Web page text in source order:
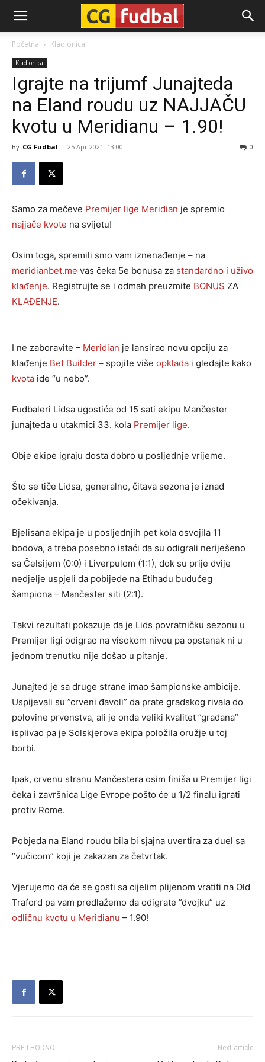
CG-
Fudbal
Početna Kladionica
Kladionica
Igrajte na trijumf Junajteda
na Eland roudu uz NAJJAČU
kvotu u Meridianu – 1.90!
By CG Fudbal - 25 Apr 2021. 13:00 0
Samo za mečeve Premijer lige Meridian je spremio
najjače kvote na svijetu!
Osim toga, spremili smo vam iznenađenje – na
meridianbet.me vas čeka 5e bonusa za standardno i uživo
klađenje. Registrujte se i odmah preuzmite BONUS ZA
KLAĐENJE.
I ne zaboravite – Meridian je lansirao novu opciju za
klađenje Bet Builder – spojite više opklada i gledajte kako
kvota ide “u nebo”.
Fudbaleri Lidsa ugostiće od 15 sati ekipu Mančester
junajteda u utakmici 33. kola Premijer lige.
Obje ekipe igraju dosta dobro u posljednje vrijeme.
Što se tiče Lidsa, generalno, čitava sezona je iznad
očekivanja.
Bjelisana ekipa je u posljednjih pet kola osvojila 11
bodova, a treba posebno istaći da su odigrali neriješeno
sa Čelsijem (0:0) i Liverpulom (1:1), dok su prije dvije
nedjelje uspjeli da pobijede na Etihadu budućeg
šampiona – Mančester siti (2:1).
Takvi rezultati pokazuje da je Lids povratničku sezonu u
Premijer ligi odigrao na visokom nivou pa opstanak ni u
jednom trenutku nije došao u pitanje.
Junajted je sa druge strane imao šampionske ambicije.
Uspijevali su ”crveni đavoli” da prate gradskog rivala do
polovine prvenstva, ali je onda veliki kvalitet ”građana”
isplivao pa je Solskjerova ekipa položila oružje u toj
borbi.
Ipak, crvenu stranu Mančestera osim finiša u Premijer ligi
čeka i završnica Lige Evrope pošto će u 1/2 finalu igrati
protiv Rome.
Pobjeda na Eland roudu bila bi sjajna uvertira za duel sa
”vučicom” koji je zakazan za četvrtak.
Vjerujemo da će se gosti sa cijelim plijenom vratiti na Old
Traford pa vam predlažemo da odigrate ”dvojku” uz
odličnu kvotu u Meridianu – 1.90!
PRETHODNO Next article